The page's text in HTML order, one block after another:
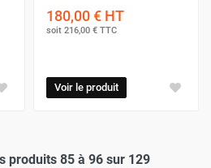
180,00 € HT
soit 216,00 € TTC
Voir le produit
produits 85 à 96 sur 129